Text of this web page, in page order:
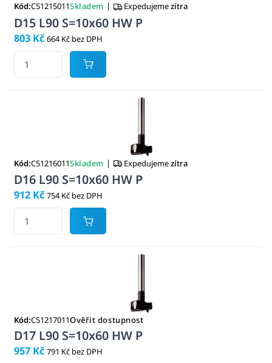
Kód:C51215011Skladem | Expedujemezítra
D15 L90 S=10x60 HW P
803 Kč 664 Kč bez DPH
Kód:C51216011Skladem | Expedujemezítra
D16 L90 S=10x60 HW P
912 Kč 754 Kč bez DPH
Kód:C51217011Ověřit dostupnost
D17 L90 S=10x60 HW P
957 Kč 791 Kč bez DPH